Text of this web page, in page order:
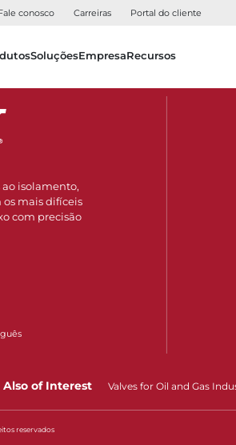
conosco Carreiras Portal do cliente
SoluçõesEmpresaRecursos
isolamento,
os mais difíceis
com precisão
Also of Interest Valves for Oil and Gas
reservados